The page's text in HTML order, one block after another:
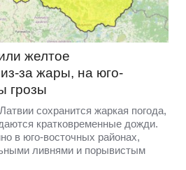
желтое
за жары, на юго-
грозы
сохранится жаркая погода,
кратковременные дожди.
в юго-восточных районах,
ливнями и порывистым